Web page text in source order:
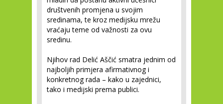
društvenih promjena u svojim
sredinama, te kroz medijsku mrežu
vraćaju teme od važnosti za ovu
sredinu.
Njihov rad Delić Aščić smatra jednim od
najboljih primjera afirmativnog i
konkretnog rada – kako u zajednici,
tako i medijski prema publici.